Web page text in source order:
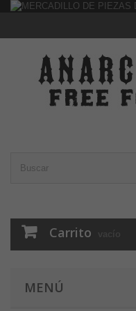
Carrito vacío
MENÚ